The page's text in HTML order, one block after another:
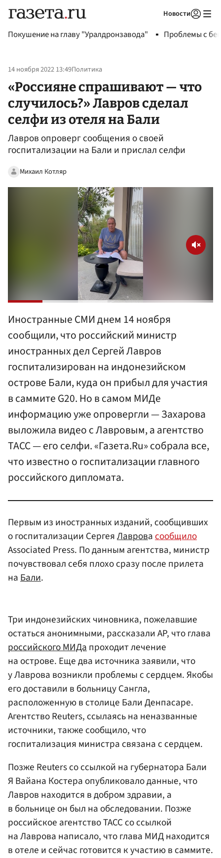
Новости
Покушение на главу "Уралдронзавода" Проблемы с
14 ноября 2022 13:49Политика
«Россияне спрашивают — что
случилось?» Лавров сделал
селфи из отеля на Бали
Лавров опроверг сообщения о своей
госпитализации на Бали и прислал селфи
Михаил Котляр
Иностранные СМИ днем 14 ноября
сообщили, что российский министр
иностранных дел Сергей Лавров
госпитализирован на индонезийском
острове Бали, куда он прибыл для участия
в саммите G20. Но в самом МИДе
информацию уже опровергли — Захарова
выложила видео с Лавровым, а агентство
ТАСС — его селфи. «Газета.Ru» собрала все,
что известно о госпитализации главного
российского дипломата.
Первым из иностранных изданий, сообщивших
о госпитализации СергеяЛаврова сообщило
Associated Press. По данным агентства, министр
почувствовал себя плохо сразу после прилета
на Бали.
Три индонезийских чиновника, пожелавшие
остаться анонимными, рассказали AP, что глава
российского МИДапроходит лечение
на острове. Еще два источника заявили, что
у Лаврова возникли проблемы с сердцем. Якобы
его доставили в больницу Сангла,
расположенную в столице Бали Денпасаре.
Агентство Reuters, ссылаясь на неназванные
источники, также сообщило, что
госпитализация министра связана с сердцем.
Позже Reuters со ссылкой на губернатора Бали
Я Вайана Костера опубликовало данные, что
Лавров находится в добром здравии, а
в больнице он был на обследовании. Позже
российское агентство ТАСС со ссылкой
на Лаврова написало, что глава МИД находится
в отеле и сейчас готовится к участию в саммите.